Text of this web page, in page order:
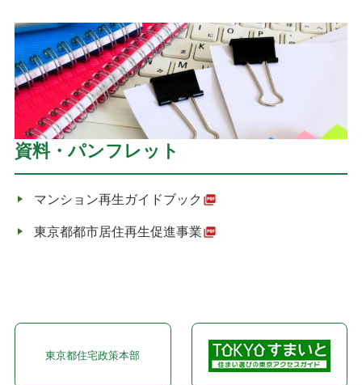
資料・パンフレット
マンション再生ガイドブック
東京都都市居住再生促進事業
東京都住宅政策本部